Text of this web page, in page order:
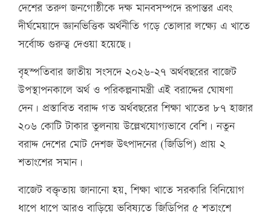
দেশের তরুণ জনগোষ্ঠীকে দক্ষ মানবসম্পদে রূপান্তর এবং
দীর্ঘমেয়াদে জ্ঞানভিত্তিক অর্থনীতি গড়ে তোলার লক্ষ্যে এ খাতে
সর্বোচ্চ গুরুত্ব দেওয়া হয়েছে।
বৃহস্পতিবার জাতীয় সংসদে ২০২৬–২৭ অর্থবছরের বাজেট
উপস্থাপনকালে অর্থ ও পরিকল্পনামন্ত্রী এই বরাদ্দের ঘোষণা
দেন। প্রস্তাবিত বরাদ্দ গত অর্থবছরের শিক্ষা খাতের ৮৭ হাজার
২০৬ কোটি টাকার তুলনায় উল্লেখযোগ্যভাবে বেশি। নতুন
বরাদ্দ দেশের মোট দেশজ উৎপাদনের (জিডিপি) প্রায় ২
শতাংশের সমান।
বাজেট বক্তৃতায় জানানো হয়, শিক্ষা খাতে সরকারি বিনিয়োগ
ধাপে ধাপে আরও বাড়িয়ে ভবিষ্যতে জিডিপির ৫ শতাংশে